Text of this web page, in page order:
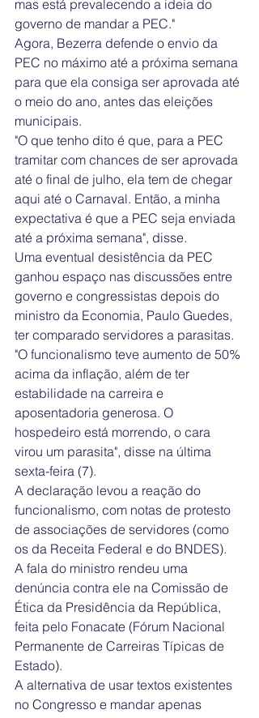
mas está prevalecendo a ideia do
governo de mandar a PEC."
Agora, Bezerra defende o envio da
PEC no máximo até a próxima semana
para que ela consiga ser aprovada até
o meio do ano, antes das eleições
municipais.
"O que tenho dito é que, para a PEC
tramitar com chances de ser aprovada
até o final de julho, ela tem de chegar
aqui até o Carnaval. Então, a minha
expectativa é que a PEC seja enviada
até a próxima semana", disse.
Uma eventual desistência da PEC
ganhou espaço nas discussões entre
governo e congressistas depois do
ministro da Economia, Paulo Guedes,
ter comparado servidores a parasitas.
"O funcionalismo teve aumento de 50%
acima da inflação, além de ter
estabilidade na carreira e
aposentadoria generosa. O
hospedeiro está morrendo, o cara
virou um parasita", disse na última
sexta-feira (7).
A declaração levou a reação do
funcionalismo, com notas de protesto
de associações de servidores (como
os da Receita Federal e do BNDES).
A fala do ministro rendeu uma
denúncia contra ele na Comissão de
Ética da Presidência da República,
feita pelo Fonacate (Fórum Nacional
Permanente de Carreiras Típicas de
Estado).
A alternativa de usar textos existentes
no Congresso e mandar apenas